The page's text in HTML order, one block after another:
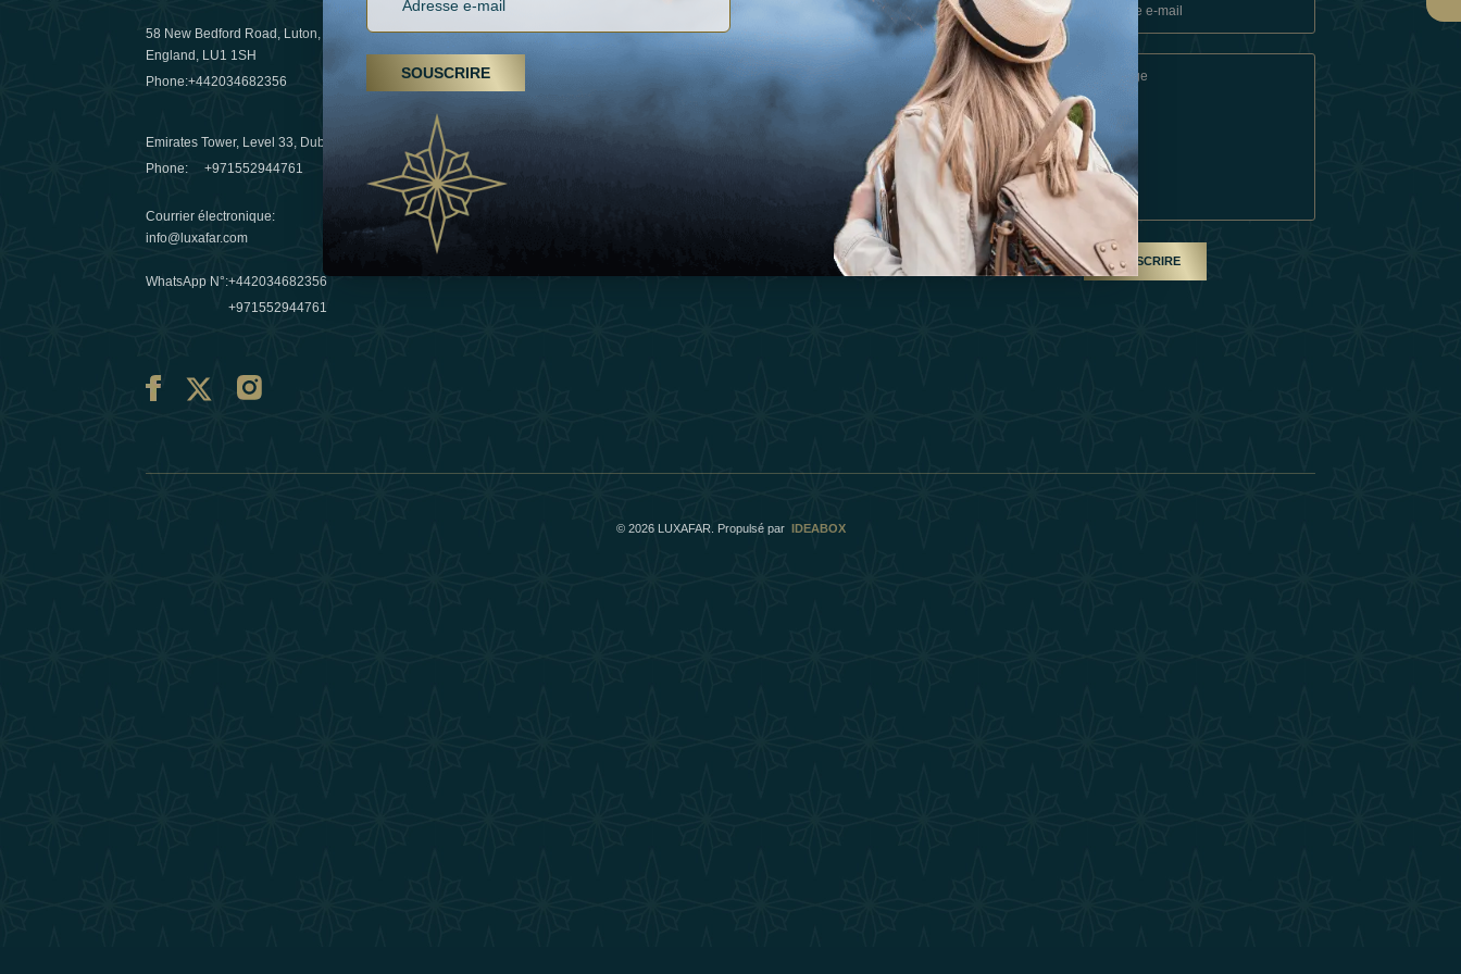
58 New Bedford Road, Luton,
England, LU1 1SH
Phone:+442034682356
Emirates Tower, Level 33, Dubai, UAE
Phone:+971552944761
Courrier électronique:
info@luxafar.com
WhatsApp N°:+442034682356
+971552944761
arabes unis s'imposent comme une
Evasions hivernales pour les voyageurs des
Émirats : redéfinir le voyage de luxe
10 March 2025
Inspirations
Termes Et Conditions
Devenez Partenaire
Our Team
SOUSCRIRE
© 2026 LUXAFAR. Propulsé par IDEABOX
SOUSCRIRE